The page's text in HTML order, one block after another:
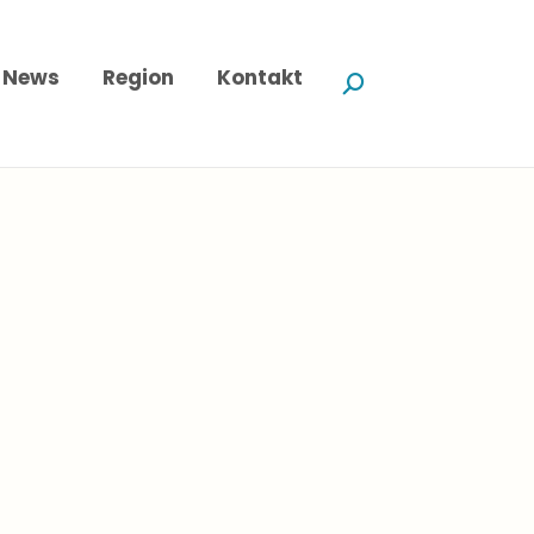
News Region Kontakt Search: